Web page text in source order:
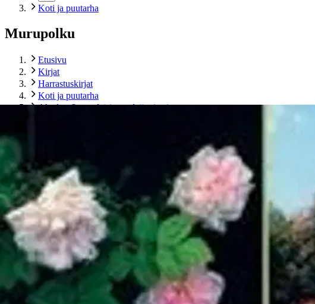
Koti ja puutarha
Murupolku
Etusivu
Kirjat
Harrastuskirjat
Koti ja puutarha
Alanko, Suomalaisia puulajipuistoja
Avaa kuva suurempana
Karusellin nuolipainikkeet
Dendrologian Seura
Alanko, Suomalaisia puulajipuistoja